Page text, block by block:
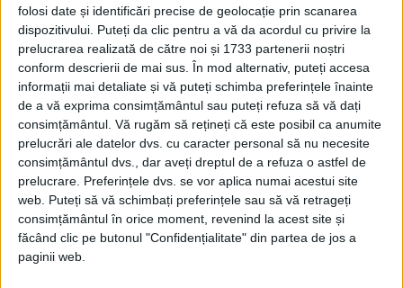
folosi date și identificări precise de geolocație prin scanarea
dispozitivului. Puteți da clic pentru a vă da acordul cu privire la
prelucrarea realizată de către noi și 1733 partenerii noștri
conform descrierii de mai sus. În mod alternativ, puteți accesa
informații mai detaliate și vă puteți schimba preferințele înainte
de a vă exprima consimțământul sau puteți refuza să vă dați
consimțământul. Vă rugăm să rețineți că este posibil ca anumite
prelucrări ale datelor dvs. cu caracter personal să nu necesite
consimțământul dvs., dar aveți dreptul de a refuza o astfel de
prelucrare. Preferințele dvs. se vor aplica numai acestui site
web. Puteți să vă schimbați preferințele sau să vă retrageți
consimțământul în orice moment, revenind la acest site și
făcând clic pe butonul "Confidențialitate" din partea de jos a
paginii web.
Pantofii, în stil de balet, fuseseră dăruiți de
Regina Victoria lui Harriet Sutherland-
Leveson-Gower, Ducesă de Sutherland.
Nepoata ei, Lady Florence, s-a căsătorit cu
Henry Chaplin, primul viconte Chaplin, iar
papucii au rămas în familia Chaplin până la
vânzarea lor în 2000.
Un obiect mai neobișnuit este chiștocul de